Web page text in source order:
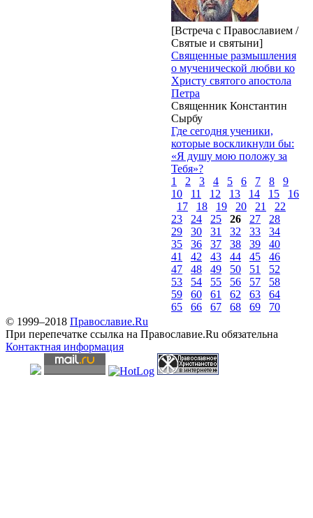
[Встреча с Православием /
Святые и святыни]
Священные размышления
о мученической любви ко
Христу святого апостола
Петра
Священник Константин
Сырбу
Где сегодня ученики,
которые воскликнули бы:
«Я душу мою положу за
Тебя»?
1
2 3 4 5 6 7 8
9
10
11 12 13 14 15
16
17
18 19 20 21
22
23
24 25 26 27
28
29
30 31 32 33
34
35
36 37 38 39
40
41
42 43 44 45
46
47
48 49 50 51
52
53
54 55 56 57
58
59
60 61 62 63
64
65
66 67 68 69
70
© 1999–2018 Православие.Ru
При перепечатке ссылка на Православие.Ru обязательна
Контактная информация